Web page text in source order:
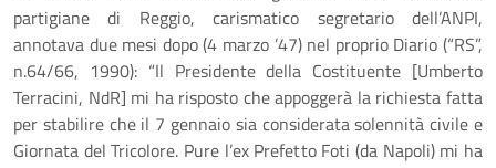
partigiane di Reggio, carismatico segretario dell’ANPI,
annotava due mesi dopo (4 marzo ’47) nel proprio Diario (“RS”,
n.64/66, 1990): “Il Presidente della Costituente [Umberto
Terracini, NdR] mi ha risposto che appoggerà la richiesta fatta
per stabilire che il 7 gennaio sia considerata solennità civile e
Giornata del Tricolore. Pure l’ex Prefetto Foti (da Napoli) mi ha